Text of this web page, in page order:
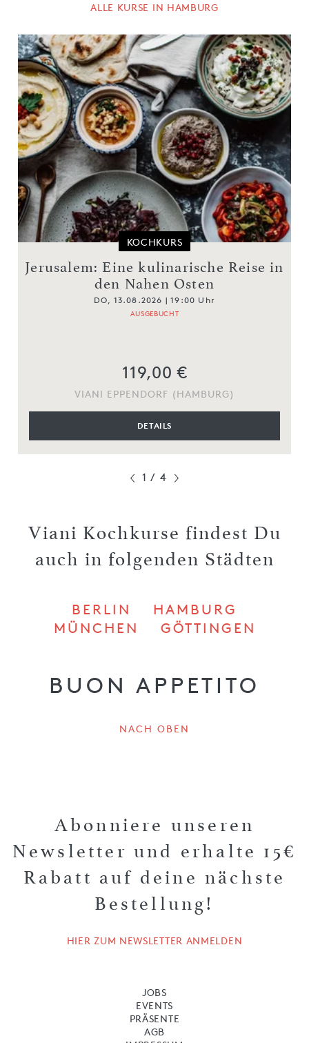
ALLE KURSE IN HAMBURG
KOCHKURS
Jerusalem: Eine kulinarische Reise in
den Nahen Osten
DO, 13.08.2026 | 19:00 Uhr
AUSGEBUCHT
119,00 €
VIANI EPPENDORF (HAMBURG)
DETAILS
1 / 4
Viani Kochkurse findest Du
auch in folgenden Städten
BERLIN
HAMBURG
MÜNCHEN
GÖTTINGEN
BUON APPETITO
NACH OBEN
Abonniere unseren
Newsletter und erhalte 15€
Rabatt auf deine nächste
Bestellung!
HIER ZUM NEWSLETTER ANMELDEN
JOBS
EVENTS
PRÄSENTE
AGB